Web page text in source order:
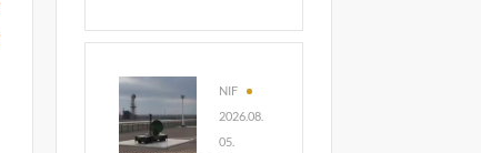
NIF
2026.08.
05.